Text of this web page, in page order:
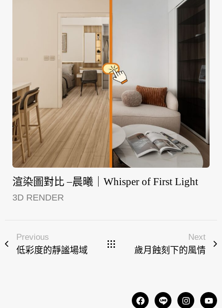
渲染圖對比 –晨曦｜Whisper of First Light
3D RENDER
Previous
低彩度的靜謐場域
Next
歲月蝕刻下的風情